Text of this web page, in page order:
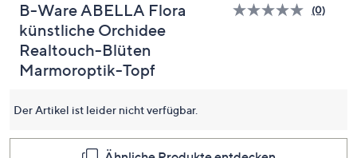
B-Ware ABELLA Flora
künstliche Orchidee
Realtouch-Blüten
Marmoroptik-Topf
Bisher
(0)
Der Artikel ist leider nicht verfügbar.